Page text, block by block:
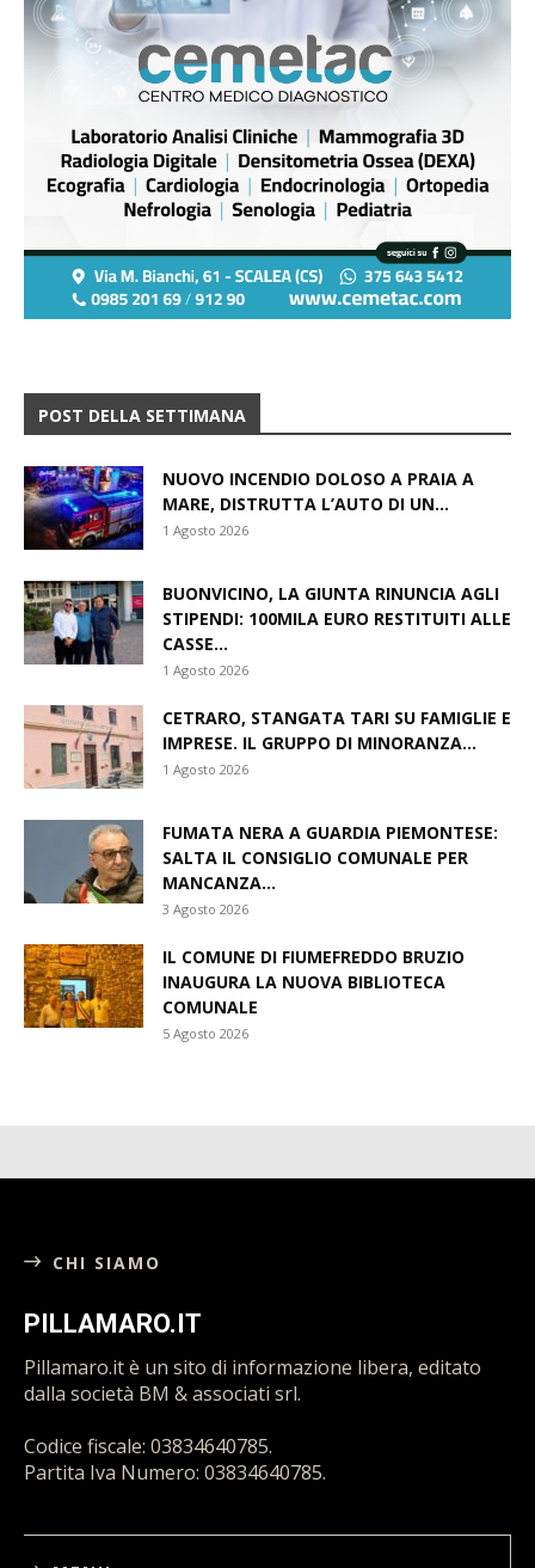
POST DELLA SETTIMANA
NUOVO INCENDIO DOLOSO A PRAIA A
MARE, DISTRUTTA L’AUTO DI UN...
1 Agosto 2026
BUONVICINO, LA GIUNTA RINUNCIA AGLI
STIPENDI: 100MILA EURO RESTITUITI ALLE
CASSE...
1 Agosto 2026
CETRARO, STANGATA TARI SU FAMIGLIE E
IMPRESE. IL GRUPPO DI MINORANZA...
1 Agosto 2026
FUMATA NERA A GUARDIA PIEMONTESE:
SALTA IL CONSIGLIO COMUNALE PER
MANCANZA...
3 Agosto 2026
IL COMUNE DI FIUMEFREDDO BRUZIO
INAUGURA LA NUOVA BIBLIOTECA
COMUNALE
5 Agosto 2026
CHI SIAMO
PILLAMARO.IT
Pillamaro.it è un sito di informazione libera, editato
dalla società BM & associati srl.
Codice fiscale: 03834640785.
Partita Iva Numero: 03834640785.